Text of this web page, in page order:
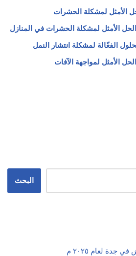
الأمثل لمشكلة الحشرات
الأمثل لمشكلة الحشرات في المنازل
الفعّالة لمشكلة انتشار النمل
الأمثل لمواجهة الآفات
البحث